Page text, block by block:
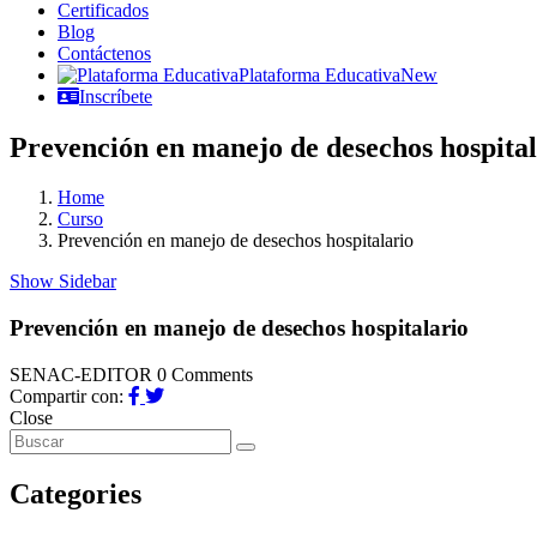
Certificados
Blog
Contáctenos
Plataforma EducativaNew
Inscríbete
Prevención en manejo de desechos
Home
Curso
Prevención en manejo de desechos hospitalario
Show Sidebar
Prevención en manejo de desechos hospitalario
SENAC-EDITOR 0 Comments
Compartir con:
Close
Categories